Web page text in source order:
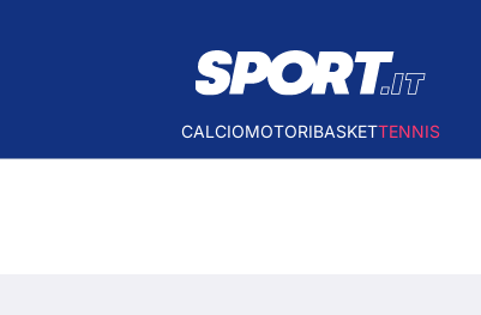
CALCIOMOTORIBASKETTENNIS